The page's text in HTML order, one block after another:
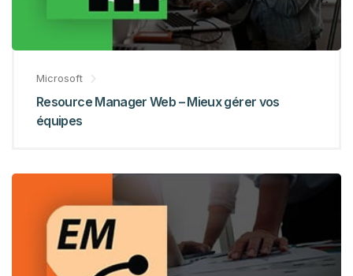
Microsoft
Resource Manager Web – Mieux gérer vos
équipes